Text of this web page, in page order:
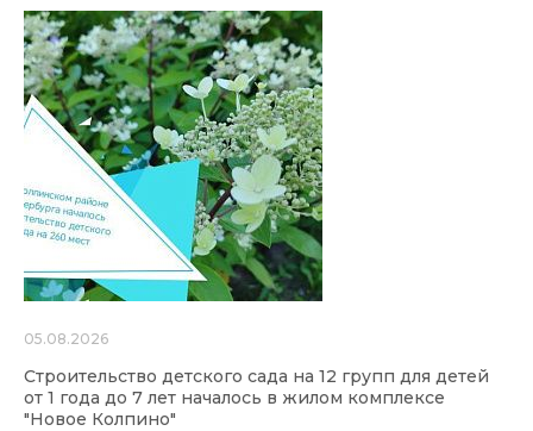
05.08.2026
Строительство детского сада на 12 групп для детей
от 1 года до 7 лет началось в жилом комплексе
"Новое Колпино"